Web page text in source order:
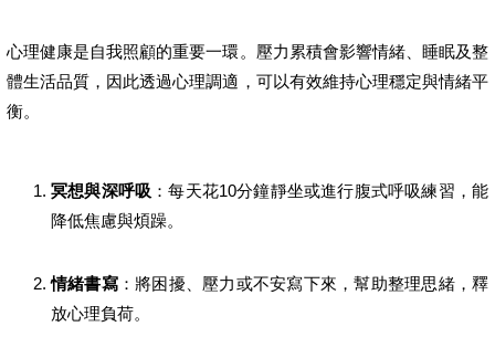
心理健康是自我照顧的重要一環。壓力累積會影響情緒、睡眠及整
體生活品質，因此透過心理調適，可以有效維持心理穩定與情緒平
衡。
冥想與深呼吸 ：每天花10分鐘靜坐或進行腹式呼吸練習，能
降低焦慮與煩躁。
情緒書寫：將困擾、壓力或不安寫下來，幫助整理思緒，釋
放心理負荷。